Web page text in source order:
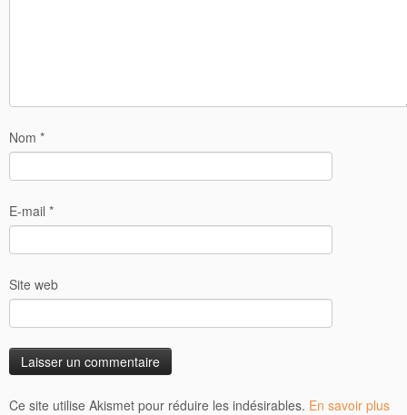
Nom *
E-mail *
Site web
Ce site utilise Akismet pour réduire les indésirables. En savoir plus